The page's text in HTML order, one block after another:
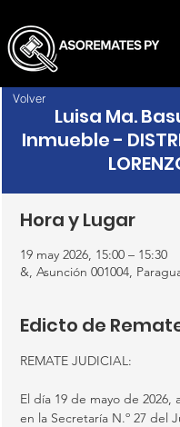
Luisa Ma.
Inmueble -
Hora y Lugar
19 may 2026, 15:00 – 15:30
&, Asunción 001004,
Edicto de
REMATE JUDICIAL:
El día 19 de mayo de 2026,
en la Secretaría N.º 27 del
Volver